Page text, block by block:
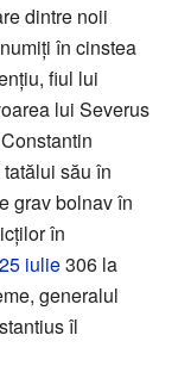
dintre noii
în cinstea
fiul lui
lui Severus
său în
grav bolnav în
în
25 iulie306 la
generalul
îl